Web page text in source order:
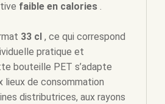
faible en calories .
33 cl , ce qui correspond
pratique et
bouteille PET s’adapte
lieux de consommation
distributrices, aux rayons